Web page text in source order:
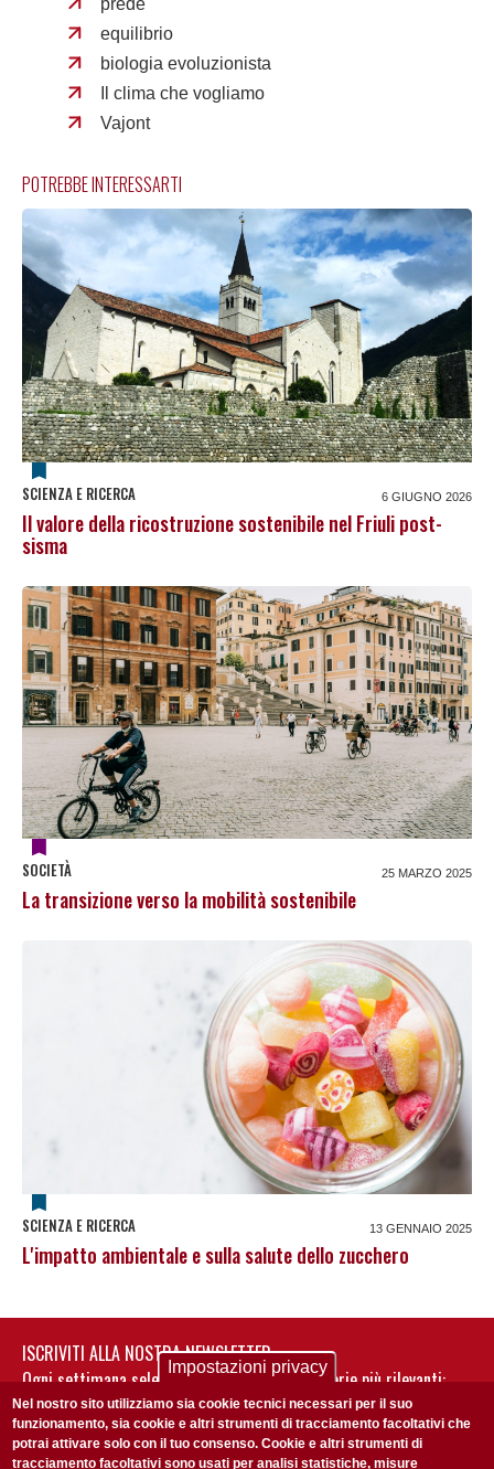
prede
equilibrio
biologia evoluzionista
Il clima che vogliamo
Vajont
POTREBBE INTERESSARTI
SCIENZA E RICERCA 6 GIUGNO 2026
Il valore della ricostruzione sostenibile nel Friuli post-
sisma
SOCIETÀ 25 MARZO 2025
La transizione verso la mobilità sostenibile
SCIENZA E RICERCA 13 GENNAIO 2025
L'impatto ambientale e sulla salute dello zucchero
ISCRIVITI ALLA NOSTRA NEWSLETTER
Ogni settimana selezioniamo per te nostre storie più rilevanti:
non perderti gli aggiornamenti della nostra newsletter
Impostazioni privacy
Nel nostro sito utilizziamo sia cookie tecnici necessari per il suo
funzionamento, sia cookie e altri strumenti di tracciamento facoltativi che
potrai attivare solo con il tuo consenso. Cookie e altri strumenti di
tracciamento facoltativi sono usati per analisi statistiche, misure